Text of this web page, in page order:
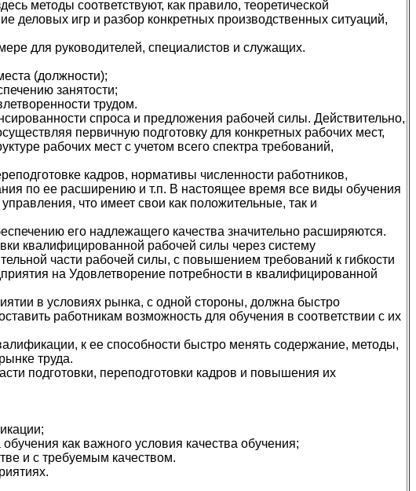
методы соответствуют, как правило, теоретической
деловых игр и разбор конкретных производственных ситуаций,
для руководителей, специалистов и служащих.
(должности);
занятости;
трудом.
спроса и предложения рабочей силы. Действительно,
первичную подготовку для конкретных рабочих мест,
рабочих мест с учетом всего спектра требований,
кадров, нормативы численности работников,
по ее расширению и т.п. В настоящее время все виды обучения
что имеет свои как положительные, так и
его надлежащего качества значительно расширяются.
квалифицированной рабочей силы через систему
части рабочей силы, с повышением требований к гибкости
на Удовлетворение потребности в квалифицированной
в условиях рынка, с одной стороны, должна быстро
работникам возможность для обучения в соответствии с их
к ее способности быстро менять содержание, методы,
труда.
подготовки, переподготовки кадров и повышения их
как важного условия качества обучения;
и с требуемым качеством.